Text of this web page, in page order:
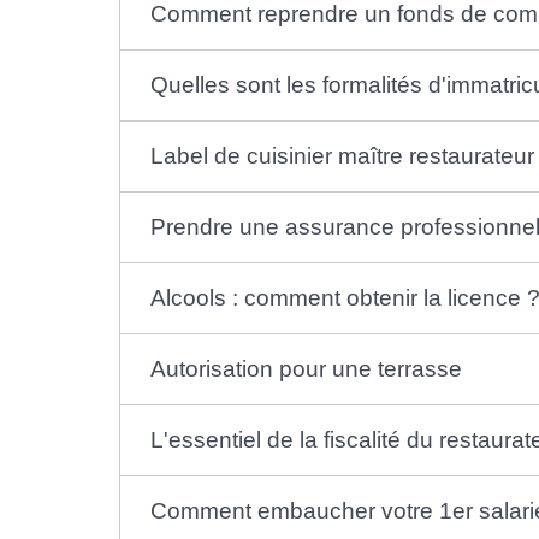
Comment reprendre un fonds de
Quelles sont les formalités
Label de cuisinier maître restaurateur
Prendre une assurance
Alcools : comment obtenir la licence ?
Autorisation pour une terrasse
L'essentiel de la fiscalité du
Comment embaucher votre 1er